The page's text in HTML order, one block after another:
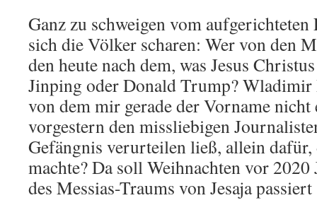
Ganz zu schweigen vom aufgerichteten
sich die Völker scharen: Wer von den
den heute nach dem, was Jesus
Jinping oder Donald Trump? Wladimir
von dem mir gerade der Vorname
vorgestern den missliebigen
Gefängnis verurteilen ließ, allein dafür,
machte? Da soll Weihnachten vor
des Messias-Traums von Jesaja passiert